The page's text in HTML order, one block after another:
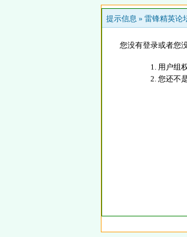
提示信息 » 雷锋精英论
您没有登录或者您
用户组
您还不